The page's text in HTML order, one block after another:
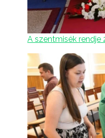
A szentmisék rendje